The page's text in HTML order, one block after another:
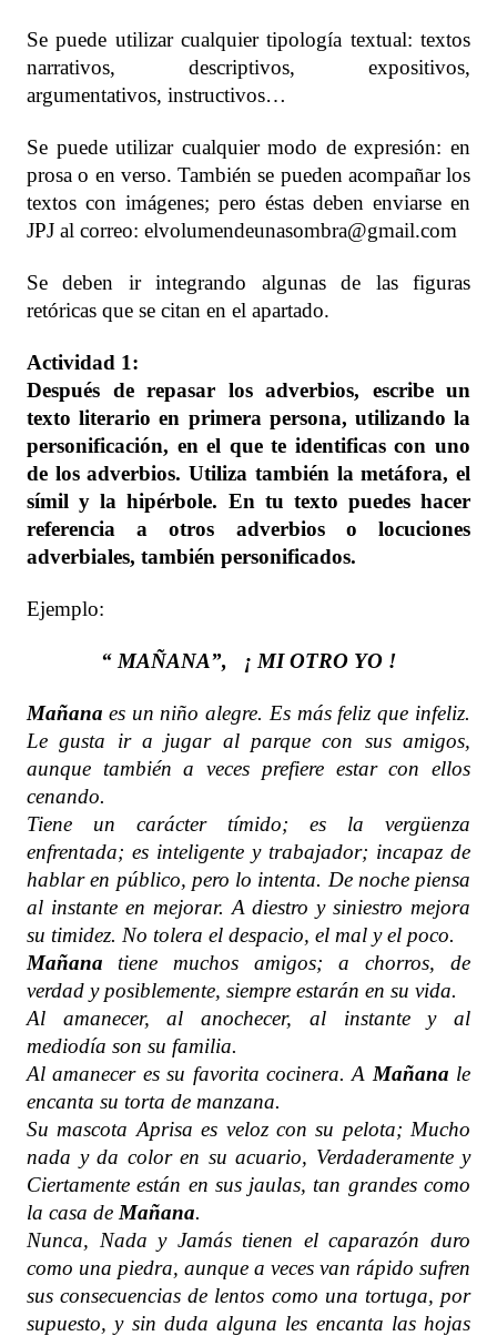
Se puede utilizar cualquier tipología textual: textos
narrativos, descriptivos, expositivos,
argumentativos, instructivos…
Se puede utilizar cualquier modo de expresión: en
prosa o en verso. También se pueden acompañar los
textos con imágenes; pero éstas deben enviarse en
JPJ al correo: elvolumendeunasombra@gmail.com
Se deben ir integrando algunas de las figuras
retóricas que se citan en el apartado.
Actividad 1:
Después de repasar los adverbios, escribe un
texto literario en primera persona, utilizando la
personificación, en el que te identificas con uno
de los adverbios. Utiliza también la metáfora, el
símil y la hipérbole. En tu texto puedes hacer
referencia a otros adverbios o locuciones
adverbiales, también personificados.
Ejemplo:
“ MAÑANA”, ¡ MI OTRO YO !
Mañana es un niño alegre. Es más feliz que infeliz.
Le gusta ir a jugar al parque con sus amigos,
aunque también a veces prefiere estar con ellos
cenando.
Tiene un carácter tímido; es la vergüenza
enfrentada; es inteligente y trabajador; incapaz de
hablar en público, pero lo intenta. De noche piensa
al instante en mejorar. A diestro y siniestro mejora
su timidez. No tolera el despacio, el mal y el poco.
Mañana
tiene muchos amigos; a chorros, de
verdad y posiblemente, siempre estarán en su vida.
Al amanecer, al anochecer, al instante y al
mediodía son su familia.
Al amanecer es su favorita cocinera. A Mañana le
encanta su torta de manzana.
Su mascota Aprisa es veloz con su pelota; Mucho
nada y da color en su acuario, Verdaderamente y
Ciertamente están en sus jaulas, tan grandes como
la casa de Mañana.
Nunca, Nada y Jamás tienen el caparazón duro
como una piedra, aunque a veces van rápido sufren
sus consecuencias de lentos como una tortuga, por
supuesto, y sin duda alguna les encanta las hojas